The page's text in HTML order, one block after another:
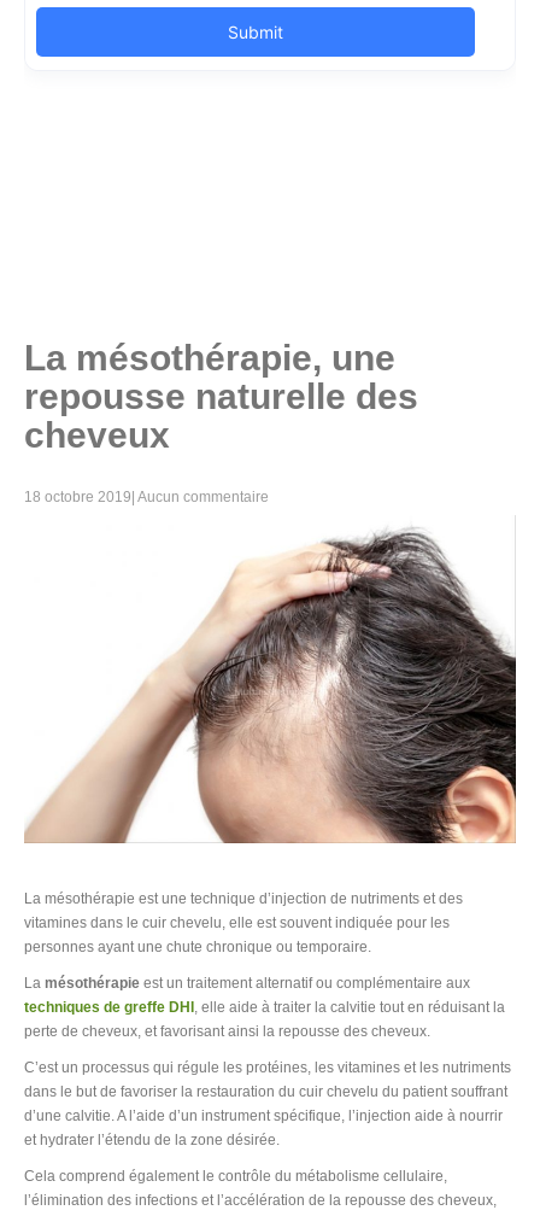
La mésothérapie, une
repousse naturelle des
cheveux
18 octobre 2019 Aucun commentaire
La mésothérapie est une technique d’injection de nutriments et des
vitamines dans le cuir chevelu, elle est souvent indiquée pour les
personnes ayant une chute chronique ou temporaire.
La mésothérapie est un traitement alternatif ou complémentaire aux
techniques de greffe DHI , elle aide à traiter la calvitie tout en réduisant la
perte de cheveux, et favorisant ainsi la repousse des cheveux.
C’est un processus qui régule les protéines, les vitamines et les nutriments
dans le but de favoriser la restauration du cuir chevelu du patient souffrant
d’une calvitie. A l’aide d’un instrument spécifique, l’injection aide à nourrir
et hydrater l’étendu de la zone désirée.
Cela comprend également le contrôle du métabolisme cellulaire,
l’élimination des infections et l’accélération de la repousse des cheveux,